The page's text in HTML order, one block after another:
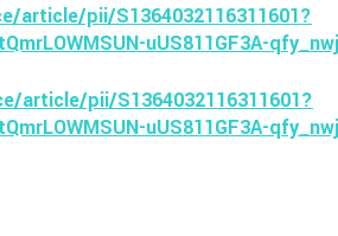
article/pii/S1364032116311601?
uUS811GF3A-
article/pii/S1364032116311601?
uUS811GF3A-